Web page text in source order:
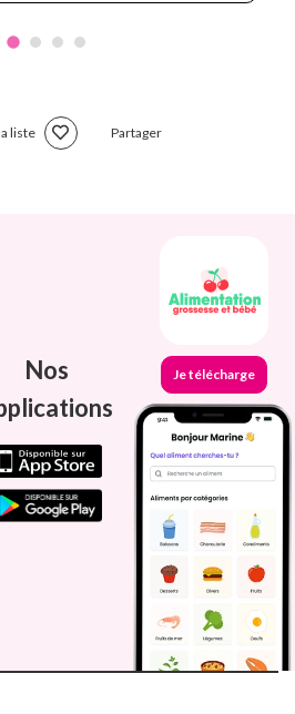
liste Partager
Nos
Je télécharge